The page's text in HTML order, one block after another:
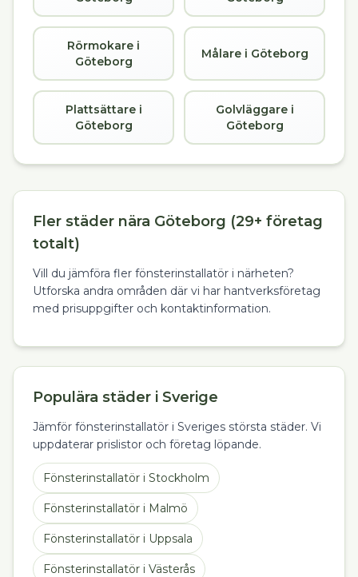
Rörmokare i
Göteborg
Målare i Göteborg
Plattsättare i
Göteborg
Golvläggare i
Göteborg
Fler städer nära Göteborg (29+ företag
totalt)
Vill du jämföra fler fönsterinstallatör i närheten?
Utforska andra områden där vi har hantverksföretag
med prisuppgifter och kontaktinformation.
Populära städer i Sverige
Jämför fönsterinstallatör i Sveriges största städer. Vi
uppdaterar prislistor och företag löpande.
Fönsterinstallatör i Stockholm
Fönsterinstallatör i Malmö
Fönsterinstallatör i Uppsala
Fönsterinstallatör i Västerås